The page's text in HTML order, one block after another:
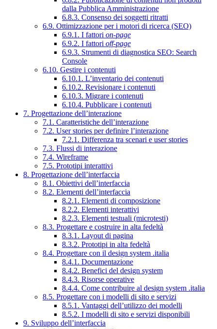
dalla Pubblica Amministrazione
6.8.3. Consenso dei soggetti ritratti
6.9. Ottimizzazione per i motori di ricerca (SEO)
6.9.1. I fattori on-page
6.9.2. I fattori off-page
6.9.3. Strumenti di diagnostica SEO: Search
Console
6.10. Gestire i contenuti
6.10.1. L’inventario dei contenuti
6.10.2. Revisionare i contenuti
6.10.3. Migrare i contenuti
6.10.4. Pubblicare i contenuti
7. Progettazione dell’interazione
7.1. Caratteristiche dell’interazione
7.2. User stories per definire l’interazione
7.2.1. Differenza tra scenari e user stories
7.3. Flussi di interazione
7.4. Wireframe
7.5. Prototipi interattivi
8. Progettazione dell’interfaccia
8.1. Obiettivi dell’interfaccia
8.2. Elementi dell’interfaccia
8.2.1. Elementi di composizione
8.2.2. Elementi interattivi
8.2.3. Elementi testuali (microtesti)
8.3. Progettare e costruire in alta fedeltà
8.3.1. Layout di pagina
8.3.2. Prototipi in alta fedeltà
8.4. Progettare con il design system .italia
8.4.1. Documentazione
8.4.2. Benefici del design system
8.4.3. Risorse operative
8.4.4. Come contribuire al design system .italia
8.5. Progettare con i modelli di sito e servizi
8.5.1. Vantaggi dell’utilizzo dei modelli
8.5.2. I modelli di sito e servizi disponibili
9. Sviluppo dell’interfaccia